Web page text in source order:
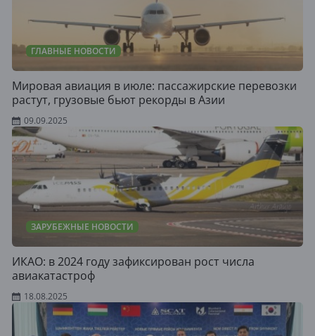
ГЛАВНЫЕ НОВОСТИ
Мировая авиация в июле: пассажирские перевозки
растут, грузовые бьют рекорды в Азии
09.09.2025
ЗАРУБЕЖНЫЕ НОВОСТИ
ИКАО: в 2024 году зафиксирован рост числа
авиакатастроф
18.08.2025